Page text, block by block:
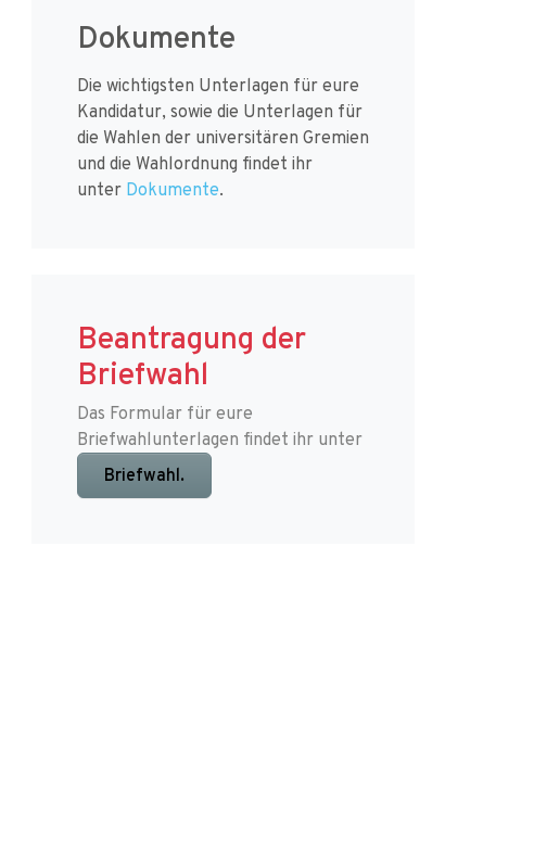
Dokumente
Die wichtigsten Unterlagen für eure
Kandidatur, sowie die Unterlagen für
die Wahlen der universitären Gremien
und die Wahlordnung findet ihr
unter Dokumente.
Beantragung der
Briefwahl
Das Formular für eure
Briefwahlunterlagen findet ihr unter
Briefwahl.